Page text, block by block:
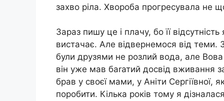
захво ріла. Хвороба прогресувала не
Зараз пишу це і плачу, бо її
вистачає. Але відвернемося від
були друзями не розлий вода, але Вова
він уже мав баrатий досвід вживання
брав у своєї мами, у Аніти Сергіївної,
поробити. Кілька років тому я